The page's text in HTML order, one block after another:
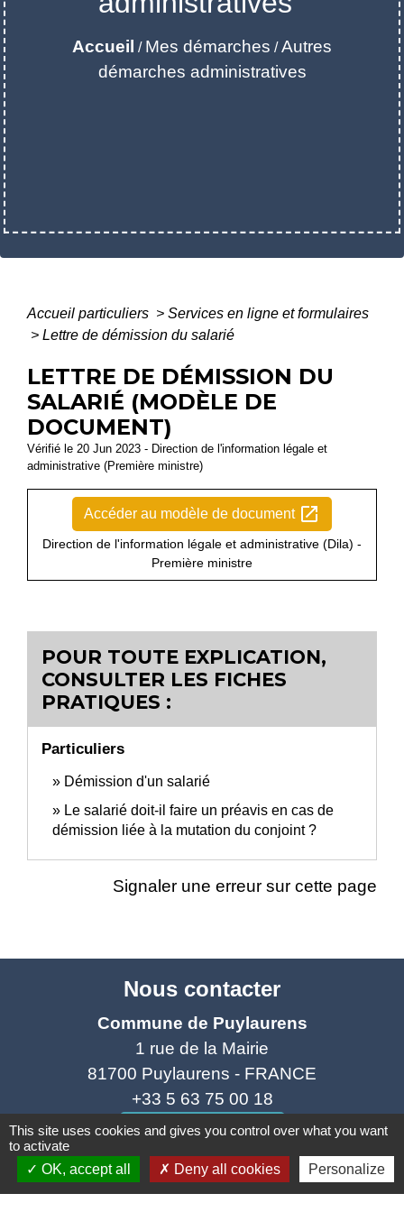
Accueil / Mes démarches /Autres
démarches administratives
Accueil particuliers > Services en ligne et formulaires
> Lettre de démission du salarié
LETTRE DE DÉMISSION DU
SALARIÉ (MODÈLE DE
DOCUMENT)
Vérifié le 20 Jun 2023 - Direction de l'information légale et
administrative (Première ministre)
Accéder au modèle de document open_in_new
Direction de l'information légale et administrative (Dila) -
Première ministre
POUR TOUTE EXPLICATION,
CONSULTER LES FICHES
PRATIQUES :
Particuliers
Démission d'un salarié
Le salarié doit-il faire un préavis en cas de
démission liée à la mutation du conjoint ?
Signaler une erreur sur cette page
Nous contacter
Commune de Puylaurens
1 rue de la Mairie
81700 Puylaurens - FRANCE
+33 5 63 75 00 18
Contact par formulaire
This site uses cookies and gives you control over what you want
to activate
OK, accept all
Deny all cookies Personalize